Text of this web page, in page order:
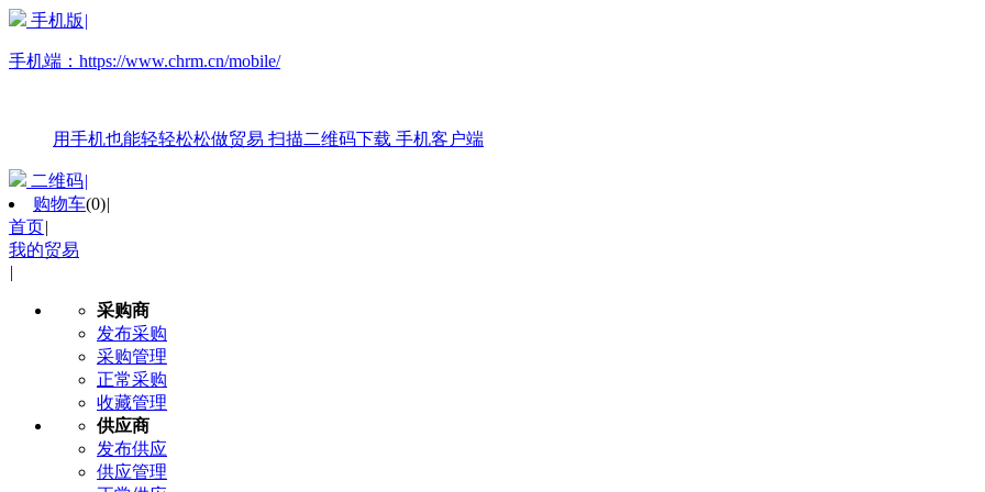
手机版 |
手机端： https://www.chrm.cn/mobile/
用手机也能轻轻松松做贸易 扫描二维码下载 手机客户端
二维码|
购物车(0)|
首页|
我的贸易
|
采购商
发布采购
采购管理
正常采购
收藏管理
供应商
发布供应
供应管理